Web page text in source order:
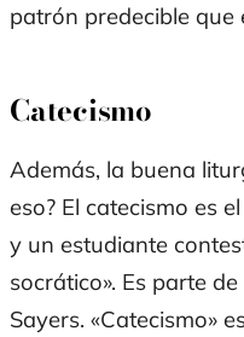
patrón predecible
Catecismo
Además, la buena
eso? El catecismo es
y un estudiante
socrático». Es parte
Sayers. «Catecismo»